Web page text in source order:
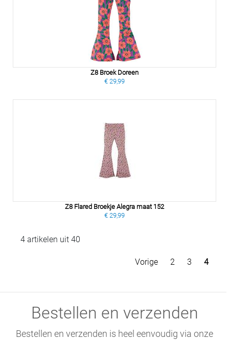
Z8 Broek Doreen
€ 29,99
Z8 Flared Broekje Alegra maat 152
€ 29,99
4 artikelen uit 40
Vorige 2 3 4
Bestellen en verzenden
Bestellen en verzenden is heel eenvoudig via onze